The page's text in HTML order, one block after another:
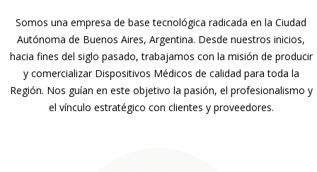
Somos una empresa de base tecnológica radicada en la Ciudad
Autónoma de Buenos Aires, Argentina. Desde nuestros inicios,
hacia fines del siglo pasado, trabajamos con la misión de producir
y comercializar Dispositivos Médicos de calidad para toda la
Región. Nos guían en este objetivo la pasión, el profesionalismo y
el vínculo estratégico con clientes y proveedores.